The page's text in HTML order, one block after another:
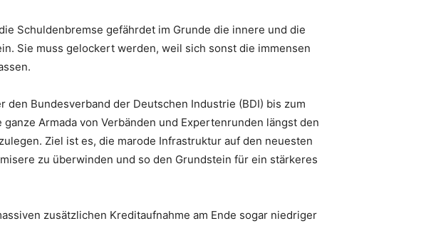
Schuldenbremse gefährdet im Grunde die innere und die
Sie muss gelockert werden, weil sich sonst die immensen
Bundesverband der Deutschen Industrie (BDI) bis zum
Armada von Verbänden und Expertenrunden längst den
Ziel ist es, die marode Infrastruktur auf den neuesten
zu überwinden und so den Grundstein für ein stärkeres
zusätzlichen Kreditaufnahme am Ende sogar niedriger